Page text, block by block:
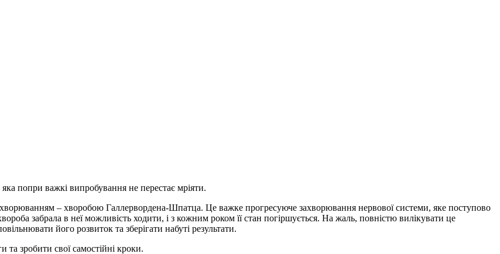
попри важкі випробування не перестає мріяти.
– хворобою Галлервордена-Шпатца. Це важке прогресуюче захворювання нервової системи, яке поступово
забрала в неї можливість ходити, і з кожним роком її стан погіршується. На жаль, повністю вилікувати це
його розвиток та зберігати набуті результати.
та зробити свої самостійні кроки.